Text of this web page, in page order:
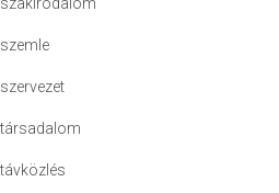
szemle
szervezet
társadalom
távközlés